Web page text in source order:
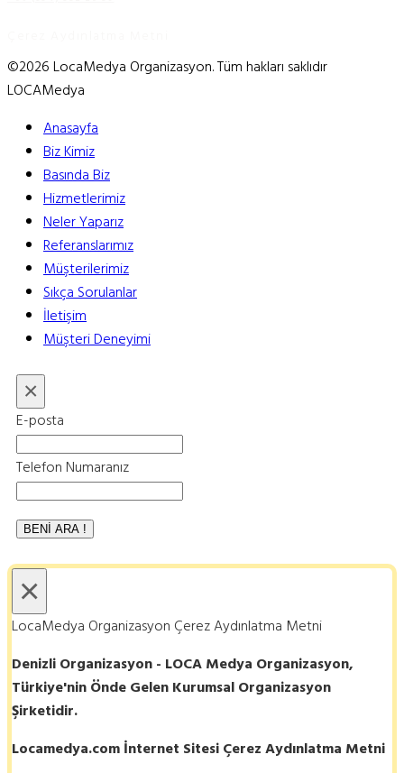
©2026 LocaMedya Organizasyon. Tüm hakları saklıdır
LOCAMedya
Anasayfa
Biz Kimiz
Basında Biz
Hizmetlerimiz
Neler Yaparız
Referanslarımız
Müşterilerimiz
Sıkça Sorulanlar
İletişim
Müşteri Deneyimi
×
E-posta
Telefon Numaranız
×
LocaMedya Organizasyon Çerez Aydınlatma Metni
Denizli Organizasyon - LOCA Medya Organizasyon,
Türkiye'nin Önde Gelen Kurumsal Organizasyon
Şirketidir.
Locamedya.com İnternet Sitesi Çerez Aydınlatma Metni